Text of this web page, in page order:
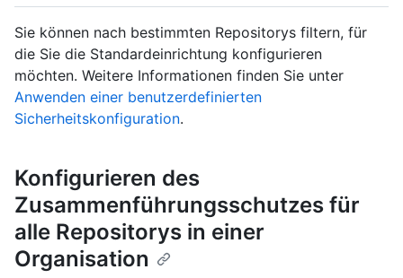
Sie können nach bestimmten Repositorys filtern, für
die Sie die Standardeinrichtung konfigurieren
möchten. Weitere Informationen finden Sie unter
Anwenden einer benutzerdefinierten
Sicherheitskonfiguration.
Konfigurieren des
Zusammenführungsschutzes für
alle Repositorys in einer
Organisation